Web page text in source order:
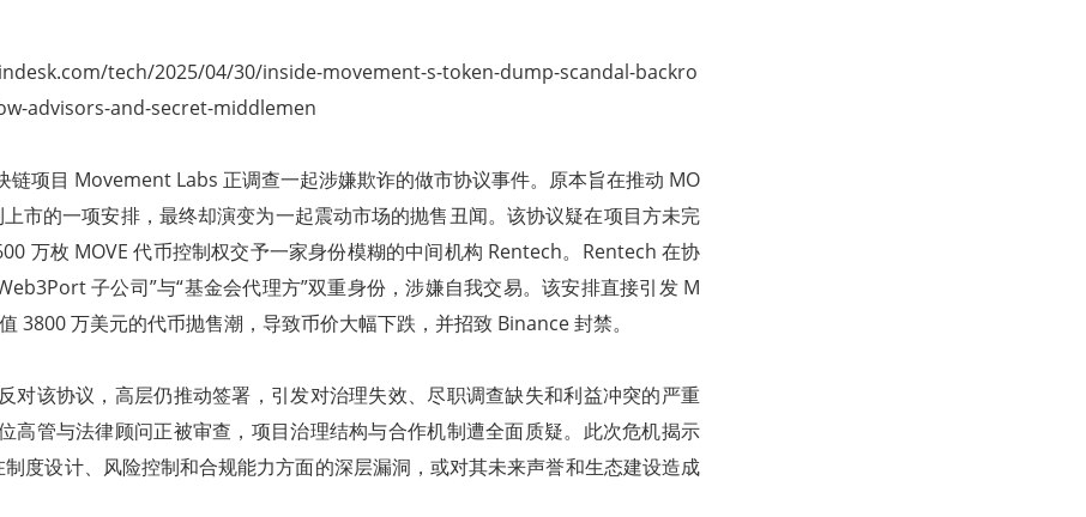
tech/2025/04/30/inside-movement-s-token-dump-scandal-backro
advisors-and-secret-middlemen
链项目 Movement Labs 正调查一起涉嫌欺诈的做市协议事件。原本旨在推动 MO
市的一项安排，最终却演变为一起震动市场的抛售丑闻。该协议疑在项目方未完
万枚 MOVE 代币控制权交予一家身份模糊的中间机构 Rentech。Rentech 在协
子公司”与“基金会代理方”双重身份，涉嫌自我交易。该安排直接引发 M
3800 万美元的代币抛售潮，导致币价大幅下跌，并招致 Binance 封禁。
对该协议，高层仍推动签署，引发对治理失效、尽职调查缺失和利益冲突的严重
高管与法律顾问正被审查，项目治理结构与合作机制遭全面质疑。此次危机揭示
度设计、风险控制和合规能力方面的深层漏洞，或对其未来声誉和生态建设造成